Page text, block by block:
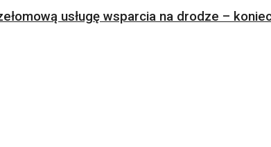
usługę wsparcia na drodze –